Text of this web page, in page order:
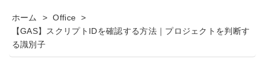
ホーム > Office >
【GAS】スクリプトIDを確認する方法｜プロジェクトを判断す
る識別子